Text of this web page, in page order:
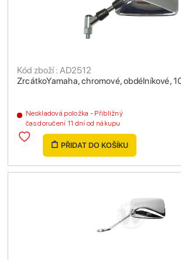
ZrcátkoYamaha, chromové, obdélníkové,
Kód zboží : AD2512
Neskladová položka - Přibližný
čas doručení 11 dní od nákupu
PŘIDAT DO KOŠÍKU